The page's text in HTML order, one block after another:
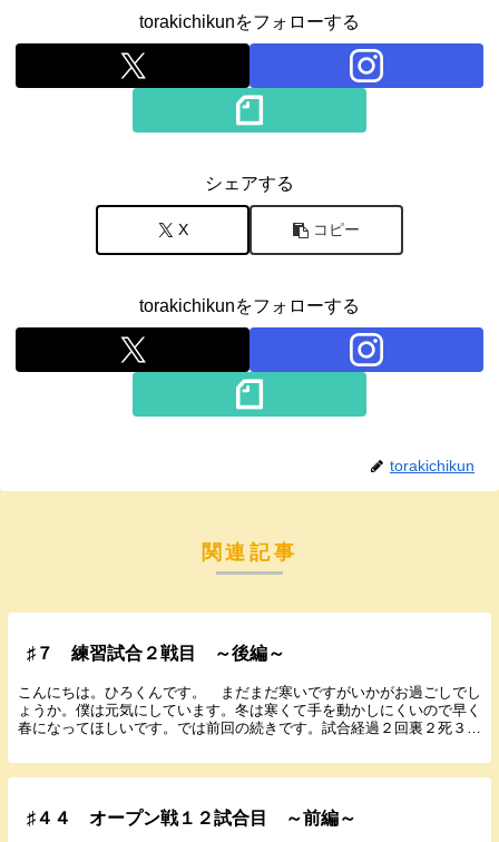
torakichikunをフォローする
シェアする
X コピー
torakichikunをフォローする
torakichikun
関連記事
♯７ 練習試合２戦目 ～後編～
こんにちは。ひろくんです。 まだまだ寒いですがいかがお過ごしでし
ょうか。僕は元気にしています。冬は寒くて手を動かしにくいので早く
春になってほしいです。では前回の続きです。試合経過２回裏２死３
♯４４ オープン戦１２試合目 ～前編～